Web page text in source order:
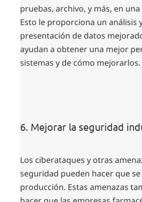
pruebas, archivo, y más, en
Esto le proporciona un análisis
presentación de datos
ayudan a obtener una mejor
sistemas y de cómo mejorarlos.
6. Mejorar la seguridad
Los ciberataques y otras
seguridad pueden hacer que
producción. Estas amenazas